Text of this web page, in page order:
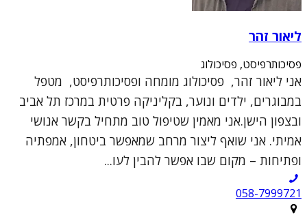
ליאור זהר
פסיכותרפיסט, פסיכולוג
אני ליאור זהר, פסיכולוג מומחה ופסיכותרפיסט, מטפל
במבוגרים, ילדים ונוער, בקליניקה פרטית במרכז תל אביב
ובצפון הישן.אני מאמין שטיפול טוב מתחיל בקשר אנושי
אמיתי. אני שואף ליצור מרחב שמאפשר ביטחון, אמפתיה
ופתיחות – מקום שבו אפשר להבין לעו...